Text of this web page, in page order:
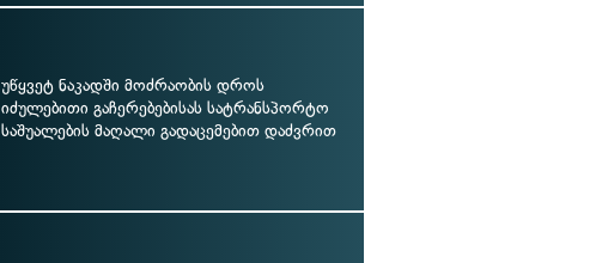
უწყვეტ ნაკადში მოძრაობის დროს
იძულებითი გაჩერებებისას სატრანსპორტო
საშუალების მაღალი გადაცემებით დაძვრით